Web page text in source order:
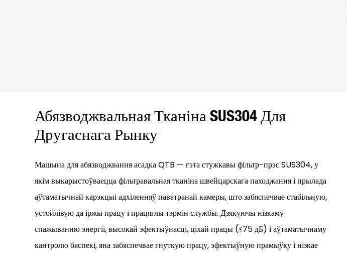
Абязводжвальная Тканіна SUS304 Для
Другаснага Рынку
Машына для абязводжвання асадка QTB — гэта стужкавы фільтр-прэс SUS304, у
якім выкарыстоўваецца фільтравальная тканіна швейцарскага паходжання і прылада
аўтаматычнай карэкцыі адхіленняў паветранай камеры, што забяспечвае стабільную,
устойлівую да іржы працу і працяглы тэрмін службы. Дзякуючы нізкаму
спажыванню энергіі, высокай эфектыўнасці, ціхай працы (≤75 дБ) і аўтаматычнаму
кантролю бяспекі, яна забяспечвае гнуткую працу, эфектыўную прамыўку і нізкае